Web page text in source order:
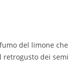
del limone che
retrogusto dei semi